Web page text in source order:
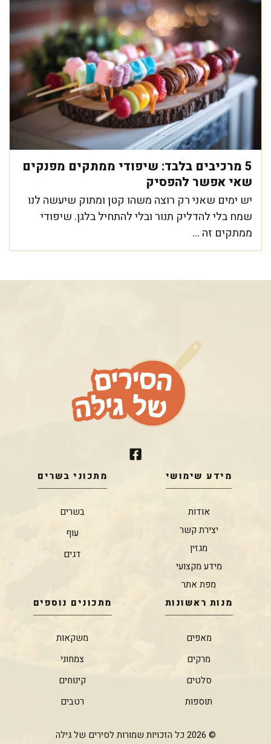
5 מרכיבים בלבד: שיפודי ממתקים מפנקים
שאי אפשר להפסיק
יש ימים שאני רק רוצה משהו קטן ומתוק שיעשה לנו
שמח בלי להדליק תנור ובלי להתחיל בלגן. שיפודי
ממתקים זה ...
מידע שימושי
אודות
יצירת קשר
מגזין
מידע מקצועי
מפת אתר
מתכוני בשרים
בשרים
עוף
דגים
מנות ראשונות
מאפים
מרקים
סלטים
תוספות
מתכונים נוספים
משקאות
צמחוני
קינוחים
רטבים
© 2026 כל הזכויות שמורות לסירים של גילה